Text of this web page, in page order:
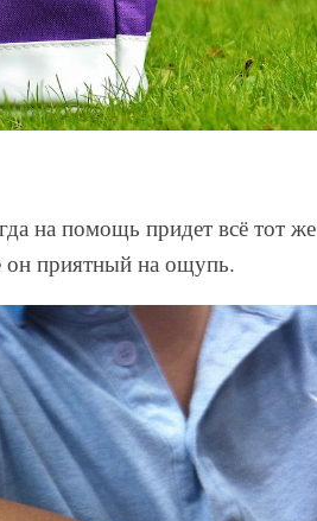
на помощь придет всё тот же
он приятный на ощупь.